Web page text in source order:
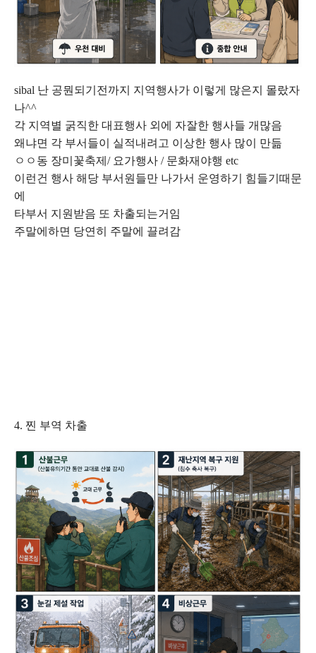
sibal 난 공뭔되기전까지 지역행사가 이렇게 많은지 몰랐자
나^^
각 지역별 굵직한 대표행사 외에 자잘한 행사들 개많음
왜냐면 각 부서들이 실적내려고 이상한 행사 많이 만듦
ㅇㅇ동 장미꽃축제/ 요가행사 / 문화재야행 etc
이런건 행사 해당 부서원들만 나가서 운영하기 힘들기때문
에
타부서 지원받음 또 차출되는거임
주말에하면 당연히 주말에 끌려감
4. 찐 부역 차출